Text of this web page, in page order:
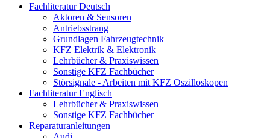
Fachliteratur Deutsch
Aktoren & Sensoren
Antriebsstrang
Grundlagen Fahrzeugtechnik
KFZ Elektrik & Elektronik
Lehrbücher & Praxiswissen
Sonstige KFZ Fachbücher
Störsignale - Arbeiten mit KFZ Oszilloskopen
Fachliteratur Englisch
Lehrbücher & Praxiswissen
Sonstige KFZ Fachbücher
Reparaturanleitungen